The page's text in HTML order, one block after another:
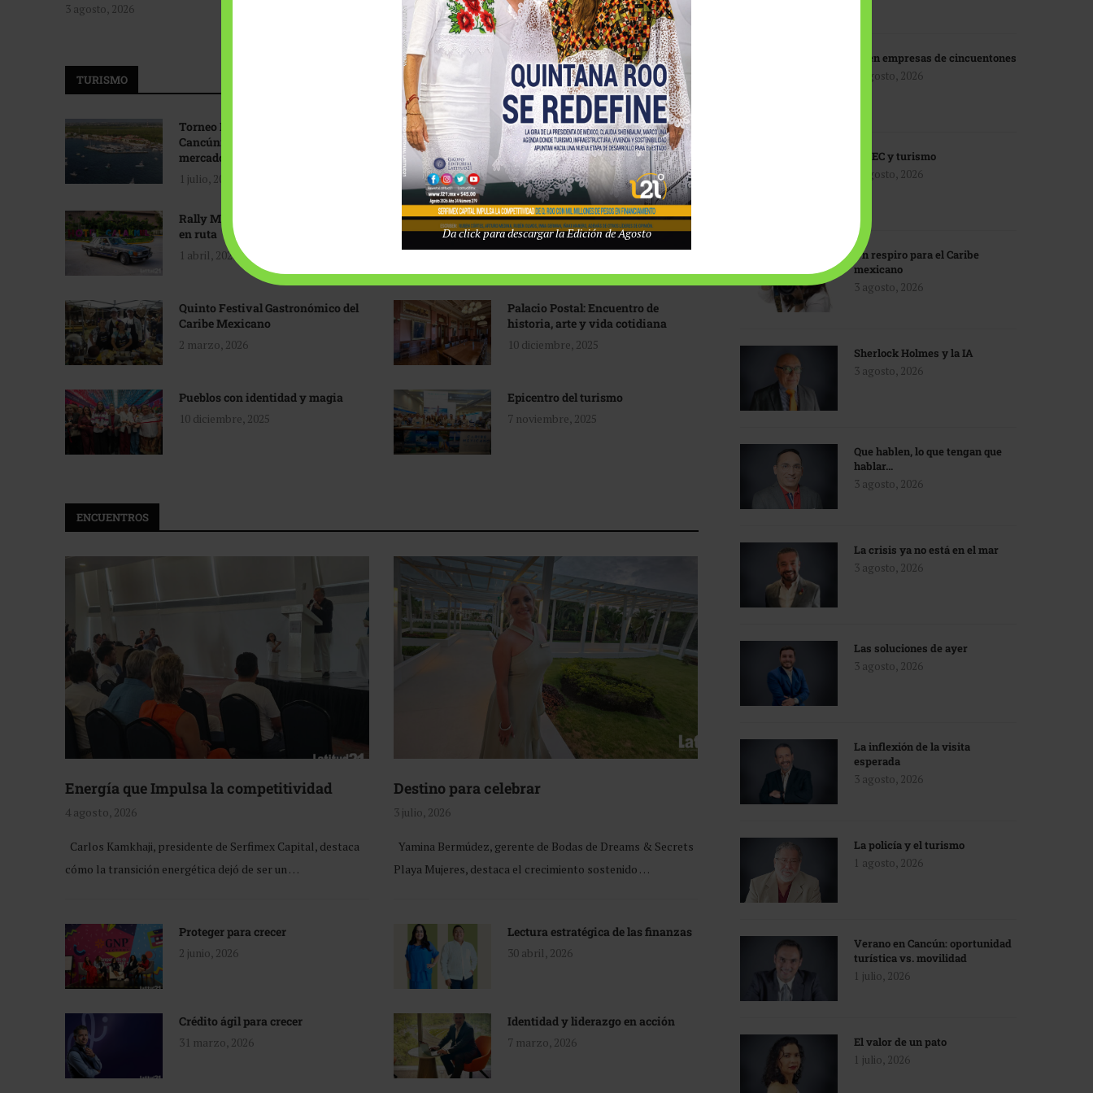
3 agosto, 2026
Tecnológico de Monterrey
3 agosto, 2026
TURISMO
Torneo Internacional de Pesca
Cancún: Navegando hacia nuevos
mercados
1 julio, 2026
Promoción turística con visión
1 abril, 2026
Rally Maya: Herencia automotriz
en ruta
1 abril, 2026
Industria global en
reconfiguración
31 marzo, 2026
Quinto Festival Gastronómico del
Caribe Mexicano
2 marzo, 2026
Palacio Postal: Encuentro de
historia, arte y vida cotidiana
10 diciembre, 2025
Pueblos con identidad y magia
10 diciembre, 2025
Epicentro del turismo
7 noviembre, 2025
ENCUENTROS
Energía que Impulsa la competitividad
4 agosto, 2026
Carlos Kamkhaji, presidente de Serfimex Capital, destaca
cómo la transición energética dejó de ser un …
Destino para celebrar
3 julio, 2026
Yamina Bermúdez, gerente de Bodas de Dreams & Secrets
Playa Mujeres, destaca el crecimiento sostenido …
Proteger para crecer
2 junio, 2026
Lectura estratégica de las finanzas
30 abril, 2026
Crédito ágil para crecer
31 marzo, 2026
Identidad y liderazgo en acción
7 marzo, 2026
IA en empresas de cincuentones
3 agosto, 2026
TMEC y turismo
3 agosto, 2026
Un respiro para el Caribe
mexicano
3 agosto, 2026
Sherlock Holmes y la IA
3 agosto, 2026
Que hablen, lo que tengan que
hablar…
3 agosto, 2026
La crisis ya no está en el mar
3 agosto, 2026
Las soluciones de ayer
3 agosto, 2026
La inflexión de la visita
esperada
3 agosto, 2026
La policía y el turismo
1 agosto, 2026
Verano en Cancún: oportunidad
turística vs. movilidad
1 julio, 2026
El valor de un pato
1 julio, 2026
Da click para descargar la Edición de Agosto